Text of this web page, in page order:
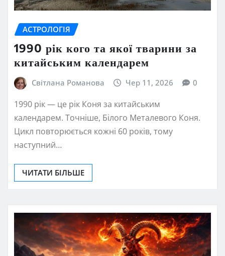
АСТРОЛОГІЯ
1990 рік кого та якої тварини за
китайським календарем
Світлана Романова Чер 11, 2026 0
1990 рік — це рік Коня за китайським
календарем. Точніше, Білого Металевого Коня.
Цикл повторюється кожні 60 років, тому
наступний…
ЧИТАТИ БІЛЬШЕ